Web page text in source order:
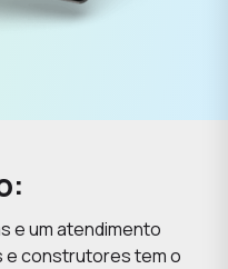
e um atendimento
construtores tem o